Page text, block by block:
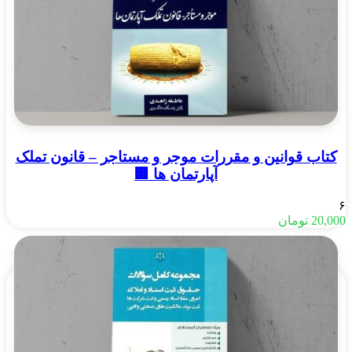
کتاب قوانین و مقررات موجر و مستاجر – قانون تملک
آپارتمان ها 🏢
۶
20,000 تومان